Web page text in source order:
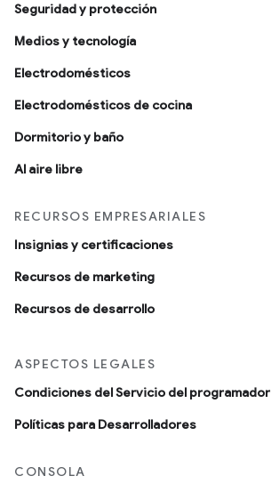
Seguridad y protección
Medios y tecnología
Electrodomésticos
Electrodomésticos de cocina
Dormitorio y baño
Al aire libre
RECURSOS EMPRESARIALES
Insignias y certificaciones
Recursos de marketing
Recursos de desarrollo
ASPECTOS LEGALES
Condiciones del Servicio del programador
Políticas para Desarrolladores
CONSOLA